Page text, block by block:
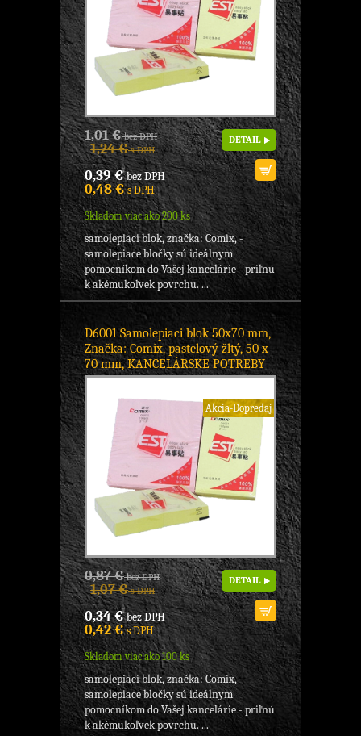
1,01 €bez DPH
1,24 €s DPH
0,39 €bez DPH
0,48 €s DPH
Skladom viac ako 200 ks
DETAIL
samolepiaci blok, značka: Comix, -
samolepiace bločky sú ideálnym
pomocníkom do Vašej kancelárie - priľnú
k akémukoľvek povrchu. ...
D6001 Samolepiaci blok 50x70 mm,
Značka: Comix, pastelový žltý, 50 x
70 mm, KANCELÁRSKE POTREBY
Akcia-Dopredaj
0,87 €bez DPH
1,07 €s DPH
0,34 €bez DPH
0,42 €s DPH
Skladom viac ako 100 ks
DETAIL
samolepiaci blok, značka: Comix, -
samolepiace bločky sú ideálnym
pomocníkom do Vašej kancelárie - priľnú
k akémukoľvek povrchu. ...